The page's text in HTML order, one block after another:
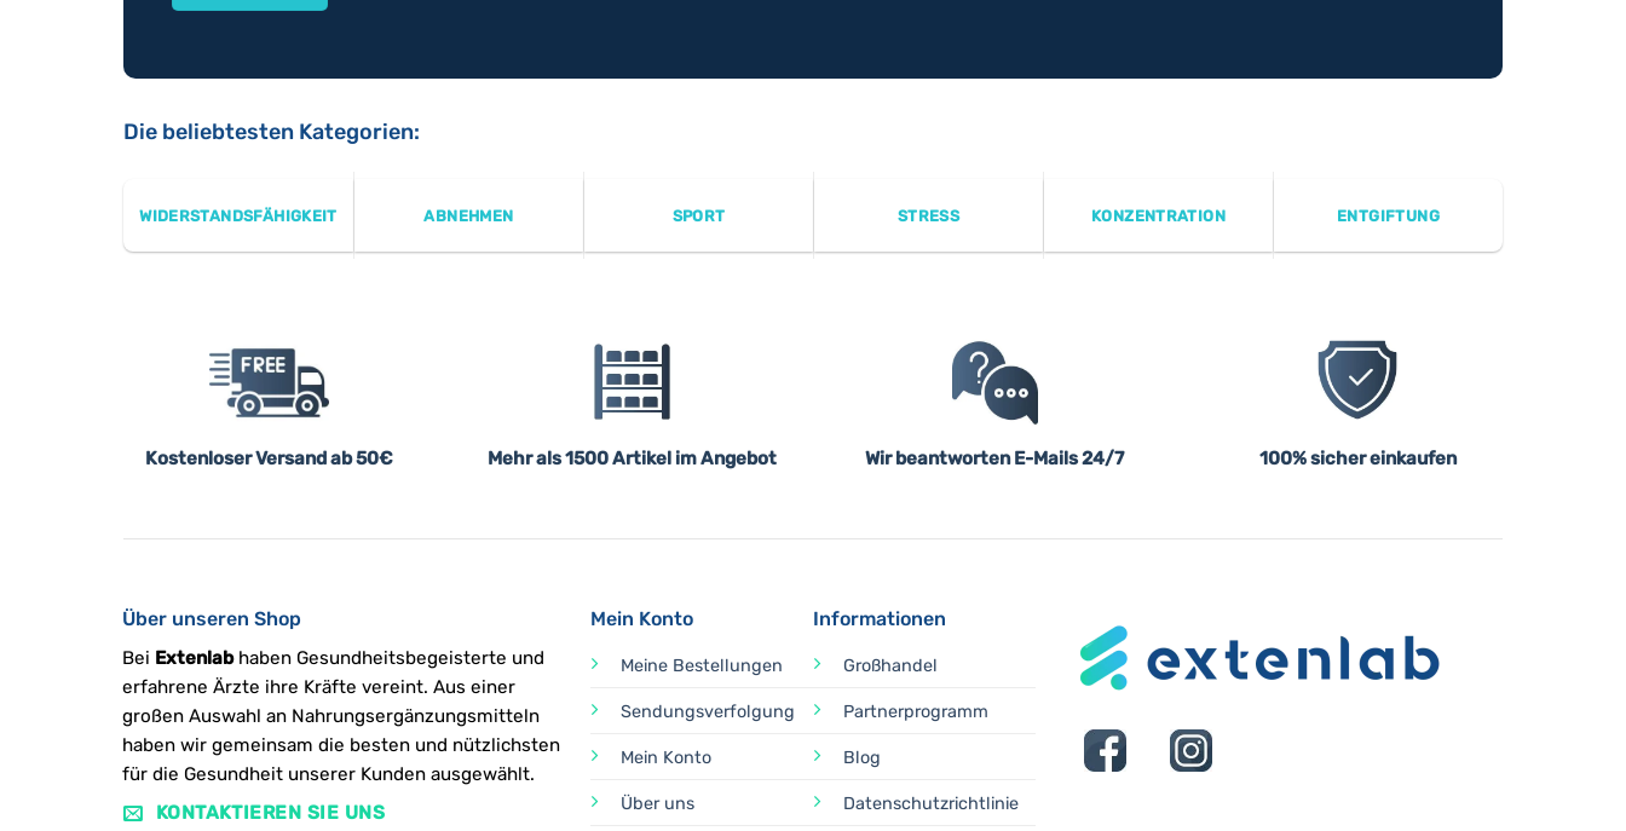
Die beliebtesten Kategorien:
WIDERSTANDSFÄHIGKEIT ABNEHMEN SPORT STRESS KONZENTRATION ENTGIFTUNG
Kostenloser Versand ab 50€ Mehr als 1500 Artikel im Angebot Wir beantworten E-Mails 24/7 100% sicher einkaufen
Über unseren Shop
Bei Extenlabhaben Gesundheitsbegeisterte und
erfahrene Ärzte ihre Kräfte vereint. Aus einer
großen Auswahl an Nahrungsergänzungsmitteln
haben wir gemeinsam die besten und nützlichsten
für die Gesundheit unserer Kunden ausgewählt.
KONTAKTIEREN SIE UNS
Mein Konto
Meine Bestellungen
Sendungsverfolgung
Mein Konto
Über uns
Informationen
Großhandel
Partnerprogramm
Blog
Datenschutzrichtlinie